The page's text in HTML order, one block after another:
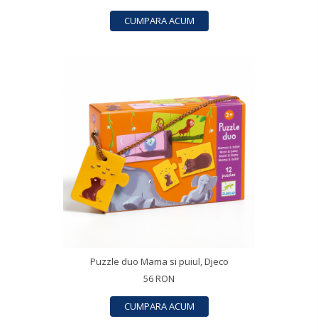
CUMPARA ACUM
Puzzle duo Mama si puiul, Djeco
56 RON
CUMPARA ACUM